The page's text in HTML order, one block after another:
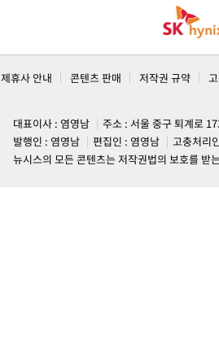
제휴사 안내 콘텐츠 판매 저작권 규약
대표이사 : 염영남
주소 : 서울 중구 퇴계로
발행인 : 염영남
편집인 : 염영남
고충처리
뉴시스의 모든 콘텐츠는 저작권법의 보호를